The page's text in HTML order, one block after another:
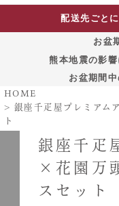
配送先ごと
お盆
熊本地震の影
お盆期間
HOME
銀座千疋屋プレミアム
ト
銀座千疋
×花園万
スセット